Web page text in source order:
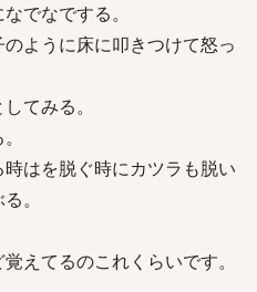
でなでする。
ように床に叩きつけて怒っ
てみる。
はを脱ぐ時にカツラも脱い
。
えてるのこれくらいです。